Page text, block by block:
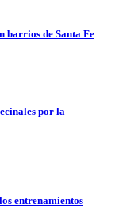
barrios de Santa Fe
por la
entrenamientos